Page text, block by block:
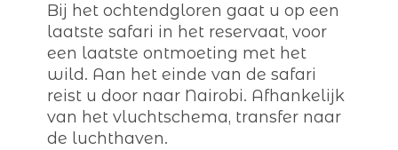
Bij het ochtendgloren gaat u op een
laatste safari in het reservaat, voor
een laatste ontmoeting met het
wild. Aan het einde van de safari
reist u door naar Nairobi. Afhankelijk
van het vluchtschema, transfer naar
de luchthaven.